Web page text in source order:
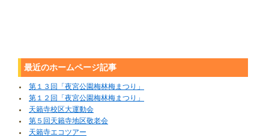
最近のホームページ記事
第１３回「夜宮公園梅林梅まつり」
第１２回「夜宮公園梅林梅まつり」
天籟寺校区大運動会
第５回天籟寺地区敬老会
天籟寺エコツアー